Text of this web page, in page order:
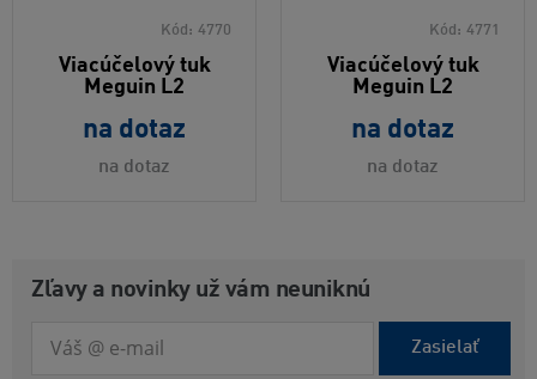
Kód: 4770
Viacúčelový tuk
Meguin L2
na dotaz
na dotaz
Kód: 4771
Viacúčelový tuk
Meguin L2
na dotaz
na dotaz
Zľavy a novinky už vám neuniknú
Zasielať